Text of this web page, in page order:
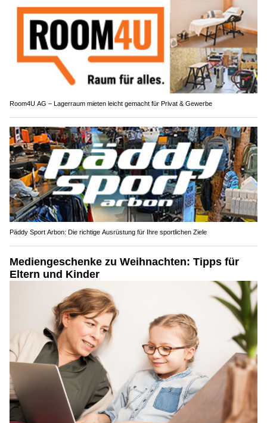
Room4U AG – Lagerraum mieten leicht gemacht für Privat & Gewerbe
Päddy Sport Arbon: Die richtige Ausrüstung für Ihre sportlichen Ziele
Mediengeschenke zu Weihnachten: Tipps für
Eltern und Kinder